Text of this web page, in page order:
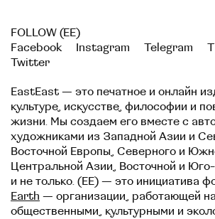
FOLLOW (EE)
Facebook
Instagram Telegram
Twitter
EastEast — это печатное и онлайн
культуре, искусстве, философии и
жизни. Мы создаем его вместе с
художниками из Западной Азии и
Восточной Европы, Северного и
Центральной Азии, Восточной и
и не только. (EE) — это инициатива
Earth — организации, работающей
общественными, культурными и